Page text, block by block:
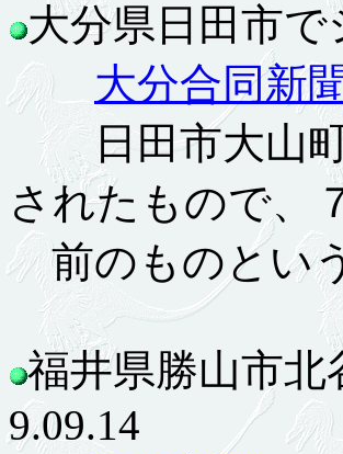
大分県日田市
大分合同新
日田市大山町
されたもので、
前のものとい
福井県勝山市
9.09.14